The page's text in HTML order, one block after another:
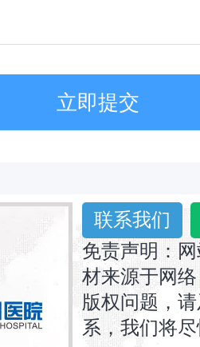
立即提交
联系我们
免责声明：
材来源于网
版权问题，
系，我们将